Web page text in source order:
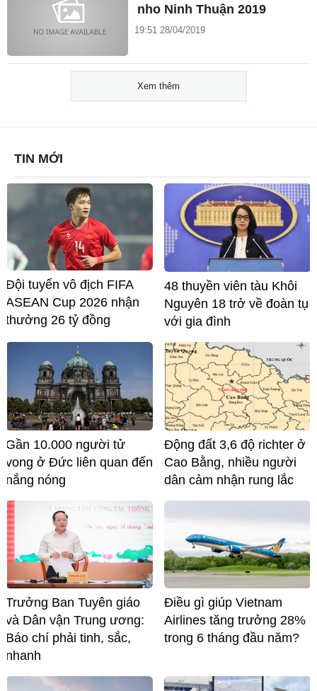
nho Ninh Thuận 2019
19:51 28/04/2019
Xem thêm
TIN MỚI
Đội tuyển vô địch FIFA
ASEAN Cup 2026 nhận
thưởng 26 tỷ đồng
48 thuyền viên tàu Khôi
Nguyên 18 trở về đoàn tụ
với gia đình
Gần 10.000 người tử
vong ở Đức liên quan đến
nắng nóng
Động đất 3,6 độ richter ở
Cao Bằng, nhiều người
dân cảm nhận rung lắc
Trưởng Ban Tuyên giáo
và Dân vận Trung ương:
Báo chí phải tinh, sắc,
nhanh
Điều gì giúp Vietnam
Airlines tăng trưởng 28%
trong 6 tháng đầu năm?